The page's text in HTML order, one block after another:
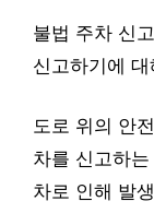
불법 주차 신
신고하기에
도로 위의 안
차를 신고하
차로 인해 발